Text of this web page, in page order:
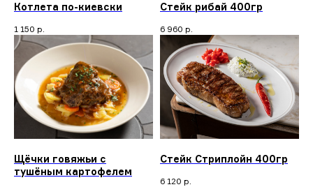
Котлета по-киевски
1 150 р.
Стейк рибай 400гр
6 960 р.
Щёчки говяжьи с
тушёным картофелем
Стейк Стриплойн 400гр
6 120 р.